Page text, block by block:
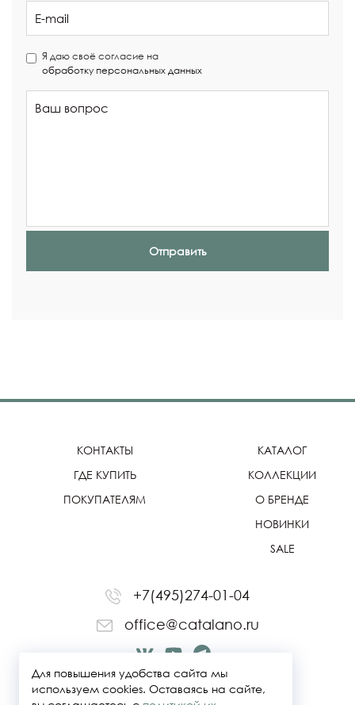
Я даю своё согласие на
обработку персональных данных
Отправить
КОНТАКТЫ
ГДЕ КУПИТЬ
ПОКУПАТЕЛЯМ
КАТАЛОГ
КОЛЛЕКЦИИ
О БРЕНДЕ
НОВИНКИ
SALE
+7(495)274-01-04
office@catalano.ru
Для повышения удобства сайта мы
используем cookies. Оставаясь на сайте,